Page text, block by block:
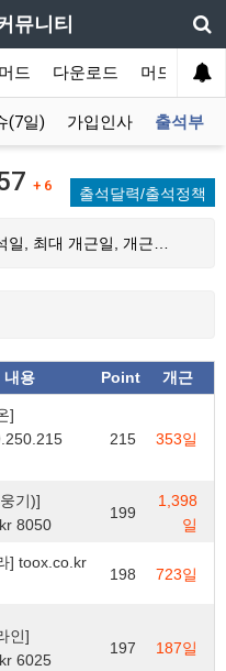
뮤니티
드 다운로드 머드 잡담
(7일) 가입인사 출석부
+ 6 출석달력/출석정책
일, 최대 개근일, 개근…
내용 Point 개근
]
215 353일
기)]
8050
199
1,398
일
] toox.co.kr
198 723일
인]
6025
197 187일